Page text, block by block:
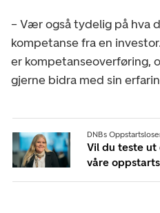
– Vær også tydelig på hva
kompetanse fra en
er kompetanseoverføring,
gjerne bidra med sin
DNBs
Vil du teste
våre